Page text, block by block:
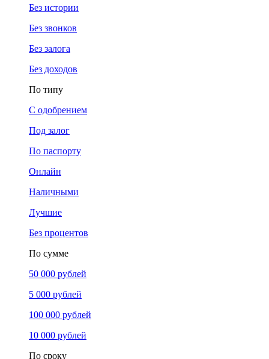
Без истории
Без звонков
Без залога
Без доходов
По типу
С одобрением
Под залог
По паспорту
Онлайн
Наличными
Лучшие
Без процентов
По сумме
50 000 рублей
5 000 рублей
100 000 рублей
10 000 рублей
По сроку